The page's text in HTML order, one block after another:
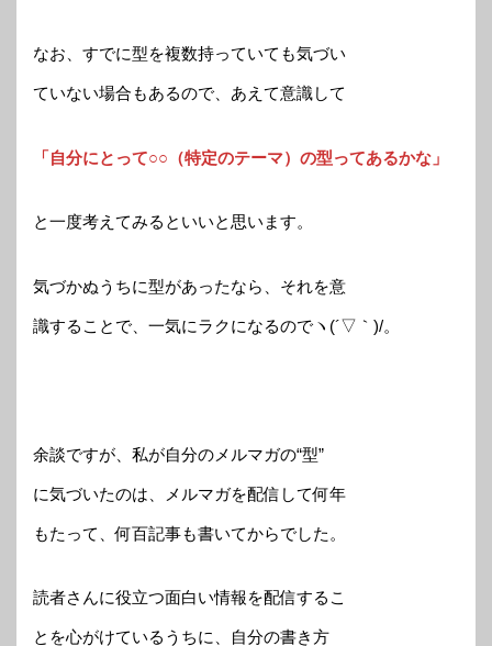
なお、すでに型を複数持っていても気づい
ていない場合もあるので、あえて意識して
「自分にとって○○（特定のテーマ）の型ってあるかな」
と一度考えてみるといいと思います。
気づかぬうちに型があったなら、それを意
識することで、一気にラクになるのでヽ(´▽｀)/。
余談ですが、私が自分のメルマガの“型”
に気づいたのは、メルマガを配信して何年
もたって、何百記事も書いてからでした。
読者さんに役立つ面白い情報を配信するこ
とを心がけているうちに、自分の書き方